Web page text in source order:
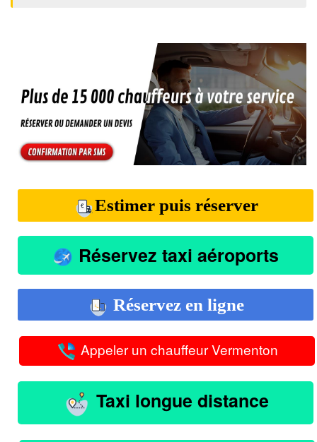
Estimer puis réserver
Réservez taxi aéroports
Réservez en ligne
Appeler un chauffeur Vermenton
Taxi longue distance